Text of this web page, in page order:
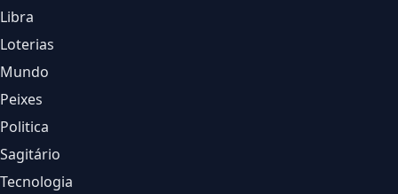
Libra
Loterias
Mundo
Peixes
Politica
Sagitário
Tecnologia